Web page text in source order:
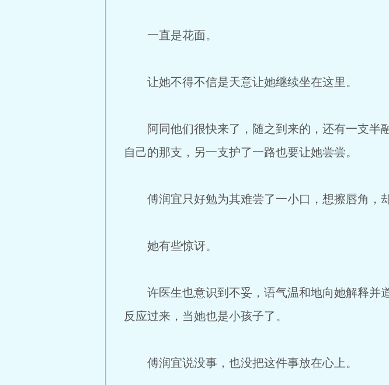
一直是花面。
让她不得不信是天意让她继续坐在这里。
阿同他们很快来了，随之到来的，还有一支半
自己的那支，另一支护了一路也要让她尝尝。
傅润宜只好勉为其难尝了一小口，想擦唇角，却
她有些惊讶。
许医生也意识到不妥，语气温和地向她解释并
反应过来，当她也是小孩子了。
傅润宜说没事，也没把这件事放在心上。